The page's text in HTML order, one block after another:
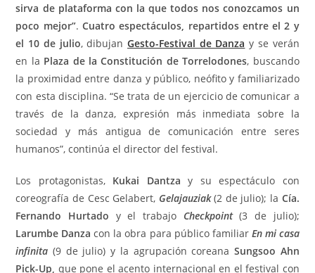
sirva de plataforma con la que todos nos conozcamos un
poco mejor”. Cuatro espectáculos, repartidos entre el 2 y
el 10 de julio, dibujan Gesto-Festival de Danza y se verán
en la Plaza de la Constitución de Torrelodones, buscando
la proximidad entre danza y público, neófito y familiarizado
con esta disciplina. “Se trata de un ejercicio de comunicar a
través de la danza, expresión más inmediata sobre la
sociedad y más antigua de comunicación entre seres
humanos”, continúa el director del festival.
Los protagonistas, Kukai Dantza y su espectáculo con
coreografía de Cesc Gelabert, Gelajauziak(2 de julio); la Cía.
Fernando Hurtado y el trabajo Checkpoint(3 de julio);
Larumbe Danza con la obra para público familiar En mi casa
infinita (9 de julio) y la agrupación coreana Sungsoo Ahn
Pick-Up, que pone el acento internacional en el festival con